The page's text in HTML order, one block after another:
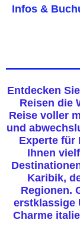
Infos &
Entdecken
Reisen die
Reise voller
und
Experte für
Ihnen
Karibik,
Regionen.
erstklassige
Charme